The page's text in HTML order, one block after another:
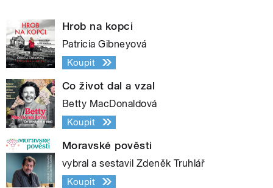
Hrob na kopci
Patricia Gibneyová
Koupit
Co život dal a vzal
Betty MacDonaldová
Koupit
Moravské pověsti
vybral a sestavil Zdeněk Truhlář
Koupit